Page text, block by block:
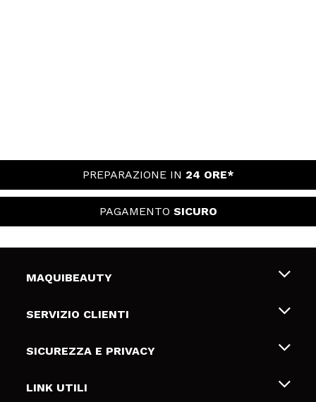
PREPARAZIONE IN 24 ORE*
PAGAMENTO SICURO
MAQUIBEAUTY
Chi siamo
Gift Cards
SERVIZIO CLIENTI
Spedizioni & Resi
Metodi di pagamamento
SICUREZZA E PRIVACY
Termini e condizioni
LINK UTILI